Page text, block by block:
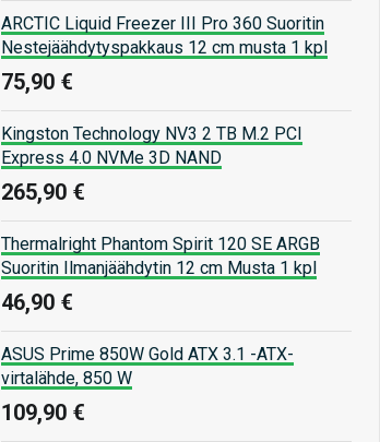
ARCTIC Liquid Freezer III Pro 360 Suoritin
Nestejäähdytyspakkaus 12 cm musta 1 kpl
75,90 €
Kingston Technology NV3 2 TB M.2 PCI
Express 4.0 NVMe 3D NAND
265,90 €
Thermalright Phantom Spirit 120 SE ARGB
Suoritin Ilmanjäähdytin 12 cm Musta 1 kpl
46,90 €
ASUS Prime 850W Gold ATX 3.1 -ATX-
virtalähde, 850 W
109,90 €